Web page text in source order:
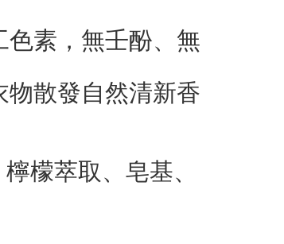
素，無壬酚、無
散發自然清新香
檬萃取、皂基、